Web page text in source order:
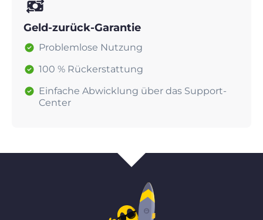
Geld-zurück-Garantie
Problemlose Nutzung
100 % Rückerstattung
Einfache Abwicklung über das Support-
Center